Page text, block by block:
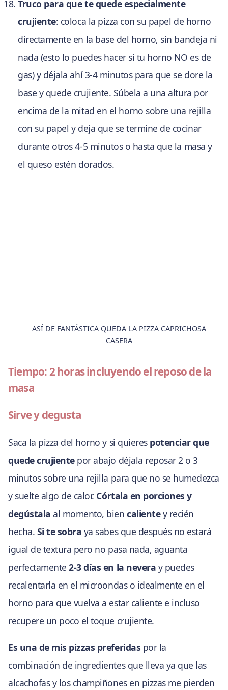
Truco para que te quede especialmente
crujiente: coloca la pizza con su papel de horno
directamente en la base del horno, sin bandeja ni
nada (esto lo puedes hacer si tu horno NO es de
gas) y déjala ahí 3-4 minutos para que se dore la
base y quede crujiente. Súbela a una altura por
encima de la mitad en el horno sobre una rejilla
con su papel y deja que se termine de cocinar
durante otros 4-5 minutos o hasta que la masa y
el queso estén dorados.
ASÍ DE FANTÁSTICA QUEDA LA PIZZA CAPRICHOSA
CASERA
Tiempo: 2 horas incluyendo el reposo de la
masa
Sirve y degusta
Saca la pizza del horno y si quieres potenciar que
quede crujientepor abajo déjala reposar 2 o 3
minutos sobre una rejilla para que no se humedezca
y suelte algo de calor. Córtala en porciones y
degústala al momento, biencalientey recién
hecha. Si te sobra ya sabes que después no estará
igual de textura pero no pasa nada, aguanta
perfectamente2-3 días en la nevera y puedes
recalentarla en el microondas o idealmente en el
horno para que vuelva a estar caliente e incluso
recupere un poco el toque crujiente.
Es una de mis pizzas preferidas por la
combinación de ingredientes que lleva ya que las
alcachofas y los champiñones en pizzas me pierden